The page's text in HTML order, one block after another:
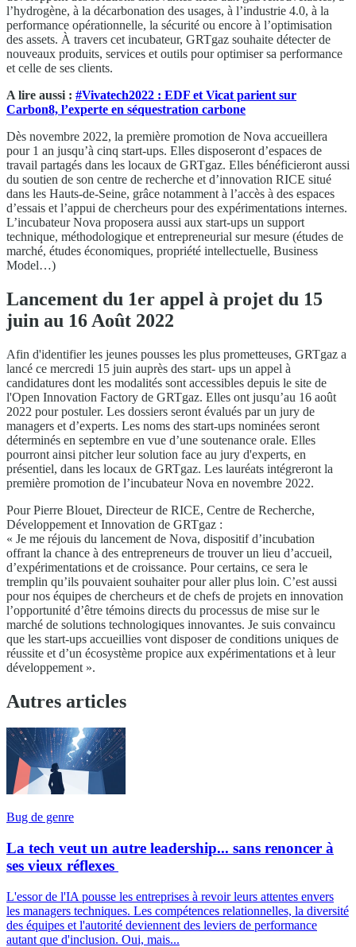
l’hydrogène, à la décarbonation des usages, à l’industrie 4.0, à la
performance opérationnelle, la sécurité ou encore à l’optimisation
des assets. À travers cet incubateur, GRTgaz souhaite détecter de
nouveaux produits, services et outils pour optimiser sa performance
et celle de ses clients.
A lire aussi : #Vivatech2022 : EDF et Vicat parient sur
Carbon8, l’experte en séquestration carbone
Dès novembre 2022, la première promotion de Nova accueillera
pour 1 an jusqu’à cinq start-ups. Elles disposeront d’espaces de
travail partagés dans les locaux de GRTgaz. Elles bénéficieront aussi
du soutien de son centre de recherche et d’innovation RICE situé
dans les Hauts-de-Seine, grâce notamment à l’accès à des espaces
d’essais et l’appui de chercheurs pour des expérimentations internes.
L’incubateur Nova proposera aussi aux start-ups un support
technique, méthodologique et entrepreneurial sur mesure (études de
marché, études économiques, propriété intellectuelle, Business
Model…)
Lancement du 1er appel à projet du 15
juin au 16 Août 2022
Afin d'identifier les jeunes pousses les plus prometteuses, GRTgaz a
lancé ce mercredi 15 juin auprès des start- ups un appel à
candidatures dont les modalités sont accessibles depuis le site de
l'Open Innovation Factory de GRTgaz. Elles ont jusqu’au 16 août
2022 pour postuler. Les dossiers seront évalués par un jury de
managers et d’experts. Les noms des start-ups nominées seront
déterminés en septembre en vue d’une soutenance orale. Elles
pourront ainsi pitcher leur solution face au jury d'experts, en
présentiel, dans les locaux de GRTgaz. Les lauréats intégreront la
première promotion de l’incubateur Nova en novembre 2022.
Pour Pierre Blouet, Directeur de RICE, Centre de Recherche,
Développement et Innovation de GRTgaz :
« Je me réjouis du lancement de Nova, dispositif d’incubation
offrant la chance à des entrepreneurs de trouver un lieu d’accueil,
d’expérimentations et de croissance. Pour certains, ce sera le
tremplin qu’ils pouvaient souhaiter pour aller plus loin. C’est aussi
pour nos équipes de chercheurs et de chefs de projets en innovation
l’opportunité d’être témoins directs du processus de mise sur le
marché de solutions technologiques innovantes. Je suis convaincu
que les start-ups accueillies vont disposer de conditions uniques de
réussite et d’un écosystème propice aux expérimentations et à leur
développement ».
Autres articles
Bug de genre
La tech veut un autre leadership... sans renoncer à
ses vieux réflexes
L'essor de l'IA pousse les entreprises à revoir leurs attentes envers
les managers techniques. Les compétences relationnelles, la diversité
des équipes et l'autorité deviennent des leviers de performance
autant que d'inclusion. Oui, mais...